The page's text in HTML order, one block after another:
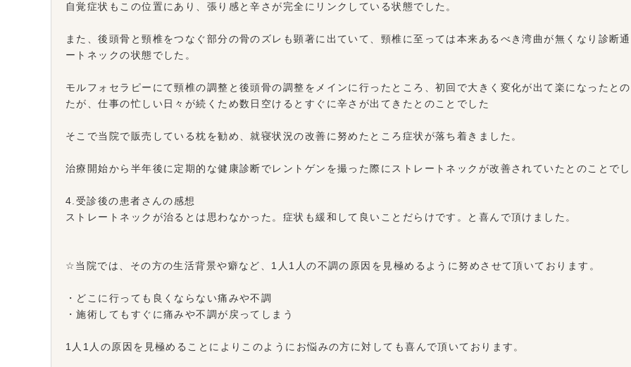
自覚症状もこの位置にあり、張り感と辛さが完全にリンクしている状態でした。
また、後頭骨と頸椎をつなぐ部分の骨のズレも顕著に出ていて、頸椎に至っては本来あるべき湾曲が無くなり診断
ートネックの状態でした。
モルフォセラピーにて頸椎の調整と後頭骨の調整をメインに行ったところ、初回で大きく変化が出て楽になったと
たが、仕事の忙しい日々が続くため数日空けるとすぐに辛さが出てきたとのことでした
そこで当院で販売している枕を勧め、就寝状況の改善に努めたところ症状が落ち着きました。
治療開始から半年後に定期的な健康診断でレントゲンを撮った際にストレートネックが改善されていたとのことで
4.受診後の患者さんの感想
ストレートネックが治るとは思わなかった。症状も緩和して良いことだらけです。と喜んで頂けました。
☆当院では、その方の生活背景や癖など、1人1人の不調の原因を見極めるように努めさせて頂いております。
・どこに行っても良くならない痛みや不調
・施術してもすぐに痛みや不調が戻ってしまう
1人1人の原因を見極めることによりこのようにお悩みの方に対しても喜んで頂いております。